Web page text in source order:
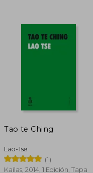
$ 147.297
$ 81.013 dcto.
Tao te Ching
Lao-Tse
(1)
Kailas, 2014, 1 Edición, Tapa